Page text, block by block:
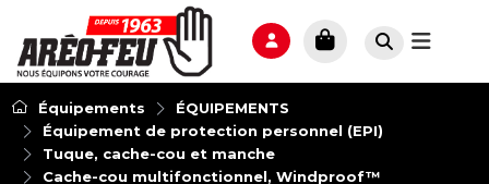
Équipements
ÉQUIPEMENTS
Équipement de protection personnel (EPI)
Tuque, cache-cou et manche
Cache-cou multifonctionnel, Windproof™